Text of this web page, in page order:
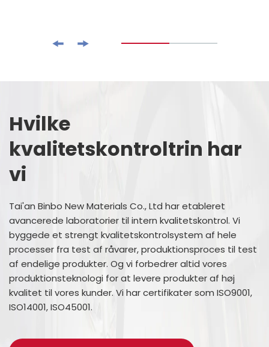
Hvilke
kvalitetskontroltrin har
vi
Tai'an Binbo New Materials Co., Ltd har etableret
avancerede laboratorier til intern kvalitetskontrol. Vi
byggede et strengt kvalitetskontrolsystem af hele
processer fra test af råvarer, produktionsproces til test
af endelige produkter. Og vi forbedrer altid vores
produktionsteknologi for at levere produkter af høj
kvalitet til vores kunder. Vi har certifikater som ISO9001,
ISO14001, ISO45001.